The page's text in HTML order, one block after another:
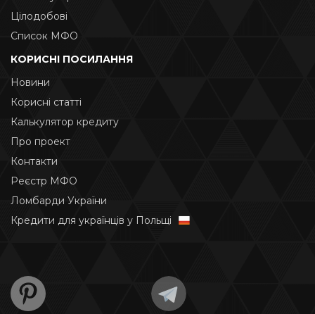
Цілодобові
Список МФО
КОРИСНІ ПОСИЛАННЯ
Новини
Корисні статті
Калькулятор кредиту
Про проект
Контакти
Реєстр МФО
Ломбарди України
Кредити для українців у Польщі